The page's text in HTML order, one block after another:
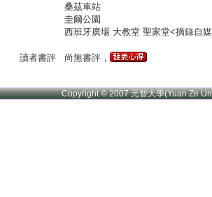
桑茲車站
圭爾公園
西班牙廣場 大教堂 聖家堂<摘錄自
讀者書評 尚無書評，
Copyright © 2007 元智大學(Yuan Ze